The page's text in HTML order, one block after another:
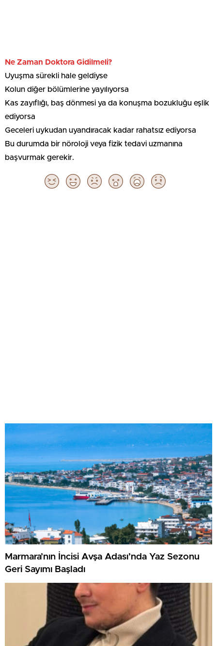
Ne Zaman Doktora Gidilmeli?
Uyuşma sürekli hale geldiyse
Kolun diğer bölümlerine yayılıyorsa
Kas zayıflığı, baş dönmesi ya da konuşma bozukluğu eşlik
ediyorsa
Geceleri uykudan uyandıracak kadar rahatsız ediyorsa
Bu durumda bir nöroloji veya fizik tedavi uzmanına
başvurmak gerekir.
Marmara’nın İncisi Avşa Adası’nda Yaz Sezonu
Geri Sayımı Başladı